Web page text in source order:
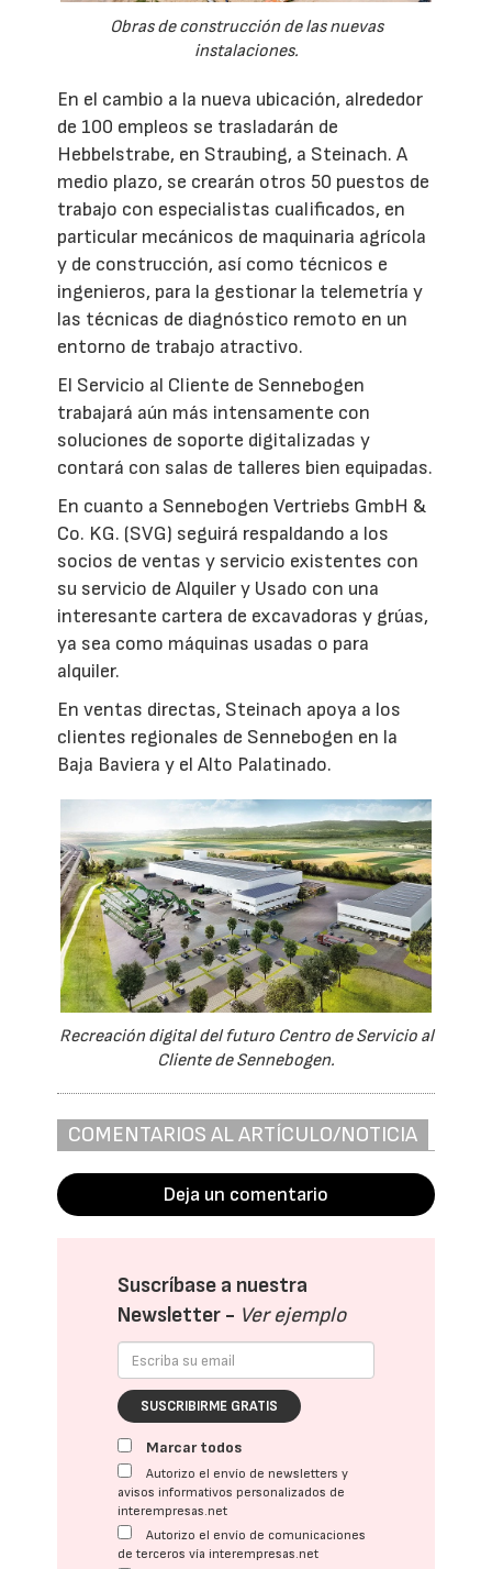
Obras de construcción de las nuevas
instalaciones.
En el cambio a la nueva ubicación, alrededor
de 100 empleos se trasladarán de
Hebbelstrabe, en Straubing, a Steinach. A
medio plazo, se crearán otros 50 puestos de
trabajo con especialistas cualificados, en
particular mecánicos de maquinaria agrícola
y de construcción, así como técnicos e
ingenieros, para la gestionar la telemetría y
las técnicas de diagnóstico remoto en un
entorno de trabajo atractivo.
El Servicio al Cliente de Sennebogen
trabajará aún más intensamente con
soluciones de soporte digitalizadas y
contará con salas de talleres bien equipadas.
En cuanto a Sennebogen Vertriebs GmbH &
Co. KG. (SVG) seguirá respaldando a los
socios de ventas y servicio existentes con
su servicio de Alquiler y Usado con una
interesante cartera de excavadoras y grúas,
ya sea como máquinas usadas o para
alquiler.
En ventas directas, Steinach apoya a los
clientes regionales de Sennebogen en la
Baja Baviera y el Alto Palatinado.
Recreación digital del futuro Centro de Servicio al
Cliente de Sennebogen.
COMENTARIOS AL ARTÍCULO/NOTICIA
Deja un comentario
Suscríbase a nuestra
Newsletter - Ver ejemplo
SUSCRIBIRME GRATIS
Marcar todos
Autorizo el envío de newsletters y
avisos informativos personalizados de
interempresas.net
Autorizo el envío de comunicaciones
de terceros vía interempresas.net